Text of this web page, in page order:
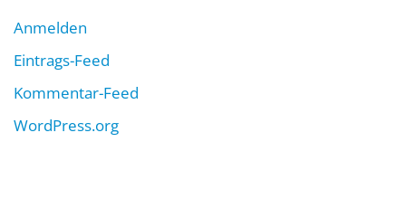
Anmelden
Eintrags-Feed
Kommentar-Feed
WordPress.org